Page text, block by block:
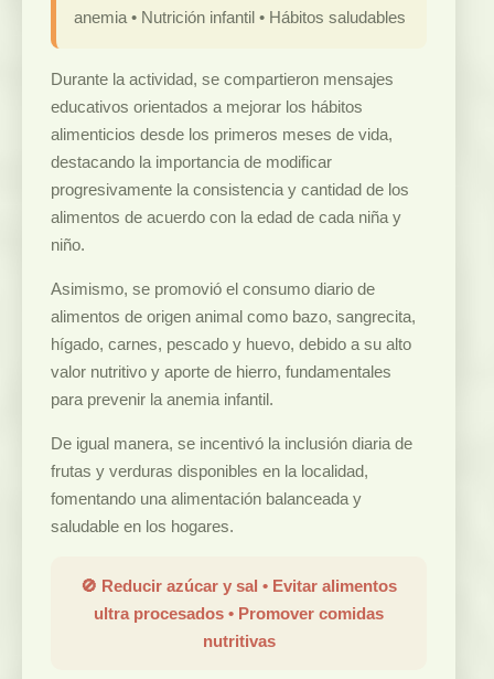
anemia • Nutrición infantil • Hábitos saludables
Durante la actividad, se compartieron mensajes
educativos orientados a mejorar los hábitos
alimenticios desde los primeros meses de vida,
destacando la importancia de modificar
progresivamente la consistencia y cantidad de los
alimentos de acuerdo con la edad de cada niña y
niño.
Asimismo, se promovió el consumo diario de
alimentos de origen animal como bazo, sangrecita,
hígado, carnes, pescado y huevo, debido a su alto
valor nutritivo y aporte de hierro, fundamentales
para prevenir la anemia infantil.
De igual manera, se incentivó la inclusión diaria de
frutas y verduras disponibles en la localidad,
fomentando una alimentación balanceada y
saludable en los hogares.
🚫 Reducir azúcar y sal • Evitar alimentos
ultra procesados • Promover comidas
nutritivas